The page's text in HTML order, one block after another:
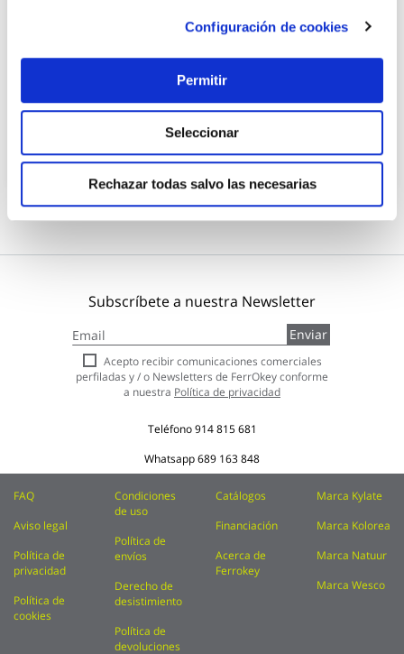
Configuración de cookies
Permitir
Seleccionar
Rechazar todas salvo las necesarias
Duracell
9,74 €
Añadir al carrito
Subscríbete a nuestra Newsletter
a
nuestro
boletín
de
Enviar
Acepto recibir comunicaciones comerciales
perfiladas y / o Newsletters de FerrOkey conforme
a nuestra Política de privacidad
Teléfono914 815 681
Whatsapp689 163 848
FAQ
Aviso legal
Política de
privacidad
Política de
cookies
Condiciones
de uso
Política de
envíos
Derecho de
desistimiento
Política de
devoluciones
Catálogos
Financiación
Acerca de
Ferrokey
Marca Kylate
Marca Kolorea
Marca Natuur
Marca Wesco